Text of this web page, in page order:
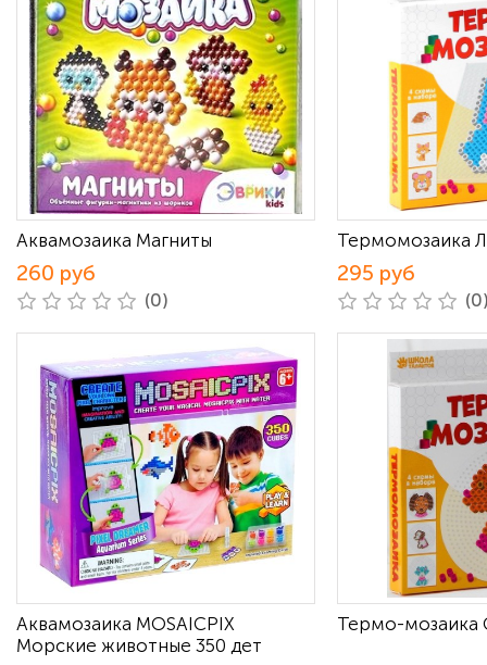
Аквамозаика Магниты
260 руб
(0)
Термомозаика
295 руб
Аквамозаика MOSAICPIX
Морские животные 350 дет
Термо-мозаика